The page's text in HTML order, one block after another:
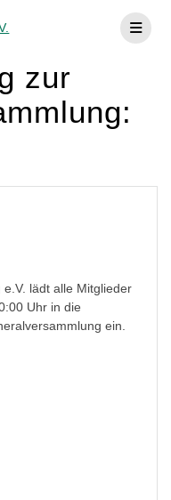
zur
lädt alle Mitglieder
Uhr in die
ein.